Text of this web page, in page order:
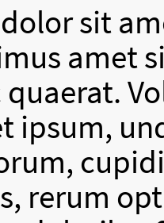
sit
amet
ipsum,
rerum